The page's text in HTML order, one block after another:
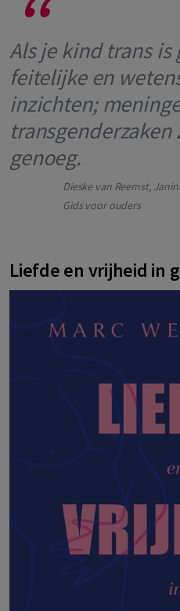
Als je kind trans is
feitelijke en
inzichten;
transgenderzaken
genoeg.
Dieske van Reemst,
Gids voor ouders
Liefde en vrijheid in